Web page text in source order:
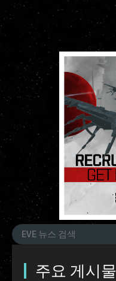
주요 게시물